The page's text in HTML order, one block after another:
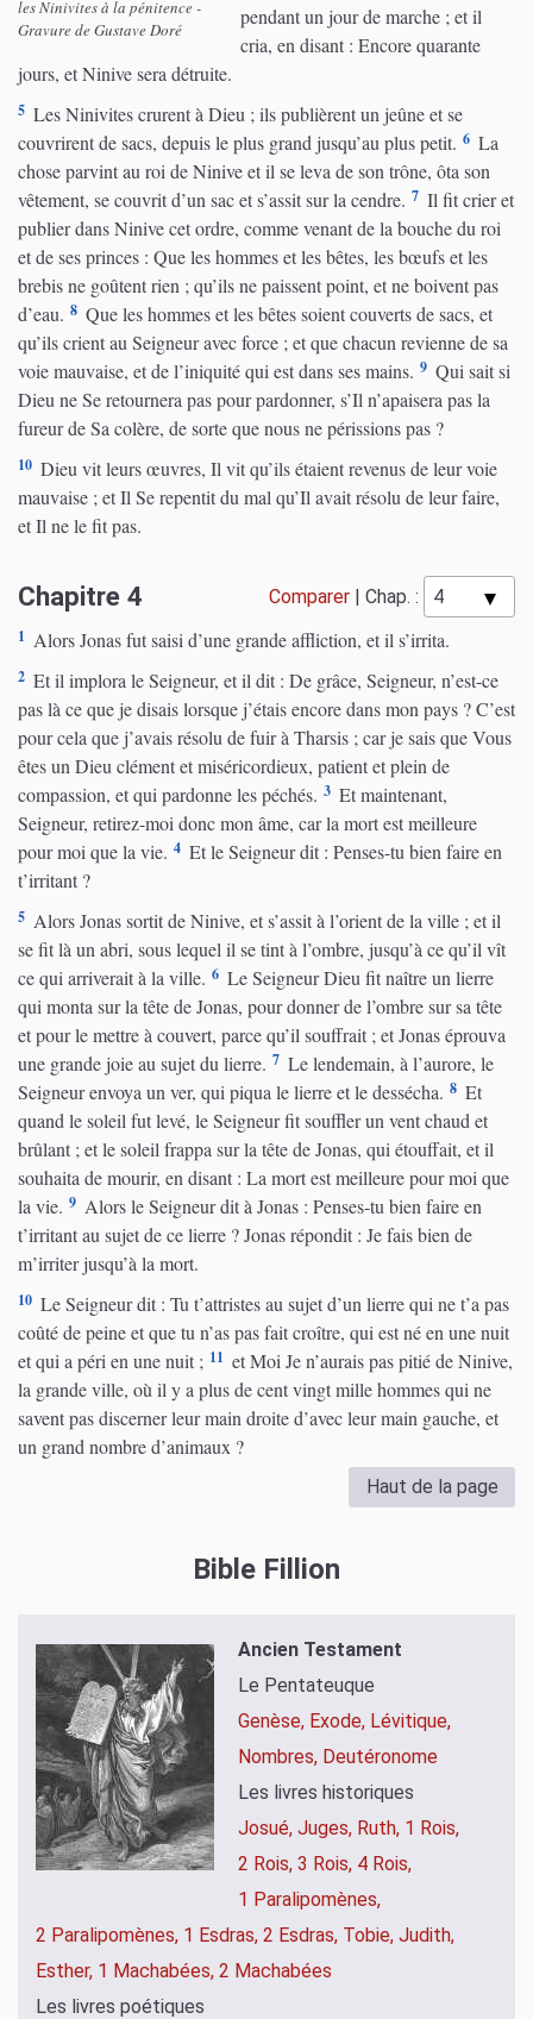
les Ninivites à la pénitence -
Gravure de Gustave Doré
pendant un jour de marche ; et il
cria, en disant : Encore quarante
jours, et Ninive sera détruite.
5 Les Ninivites crurent à Dieu ; ils publièrent un jeûne et se
couvrirent de sacs, depuis le plus grand jusqu’au plus petit. 6 La
chose parvint au roi de Ninive et il se leva de son trône, ôta son
vêtement, se couvrit d’un sac et s’assit sur la cendre. 7 Il fit crier et
publier dans Ninive cet ordre, comme venant de la bouche du roi
et de ses princes : Que les hommes et les bêtes, les bœufs et les
brebis ne goûtent rien ; qu’ils ne paissent point, et ne boivent pas
d’eau. 8 Que les hommes et les bêtes soient couverts de sacs, et
qu’ils crient au Seigneur avec force ; et que chacun revienne de sa
voie mauvaise, et de l’iniquité qui est dans ses mains. 9 Qui sait si
Dieu ne Se retournera pas pour pardonner, s’Il n’apaisera pas la
fureur de Sa colère, de sorte que nous ne périssions pas ?
10 Dieu vit leurs œuvres, Il vit qu’ils étaient revenus de leur voie
mauvaise ; et Il Se repentit du mal qu’Il avait résolu de leur faire,
et Il ne le fit pas.
Chapitre 4 Comparer | Chap. :
1 Alors Jonas fut saisi d’une grande affliction, et il s’irrita.
2 Et il implora le Seigneur, et il dit : De grâce, Seigneur, n’est-ce
pas là ce que je disais lorsque j’étais encore dans mon pays ? C’est
pour cela que j’avais résolu de fuir à Tharsis ; car je sais que Vous
êtes un Dieu clément et miséricordieux, patient et plein de
compassion, et qui pardonne les péchés. 3 Et maintenant,
Seigneur, retirez-moi donc mon âme, car la mort est meilleure
pour moi que la vie. 4 Et le Seigneur dit : Penses-tu bien faire en
t’irritant ?
5 Alors Jonas sortit de Ninive, et s’assit à l’orient de la ville ; et il
se fit là un abri, sous lequel il se tint à l’ombre, jusqu’à ce qu’il vît
ce qui arriverait à la ville. 6 Le Seigneur Dieu fit naître un lierre
qui monta sur la tête de Jonas, pour donner de l’ombre sur sa tête
et pour le mettre à couvert, parce qu’il souffrait ; et Jonas éprouva
une grande joie au sujet du lierre. 7 Le lendemain, à l’aurore, le
Seigneur envoya un ver, qui piqua le lierre et le dessécha. 8 Et
quand le soleil fut levé, le Seigneur fit souffler un vent chaud et
brûlant ; et le soleil frappa sur la tête de Jonas, qui étouffait, et il
souhaita de mourir, en disant : La mort est meilleure pour moi que
la vie. 9 Alors le Seigneur dit à Jonas : Penses-tu bien faire en
t’irritant au sujet de ce lierre ? Jonas répondit : Je fais bien de
m’irriter jusqu’à la mort.
10 Le Seigneur dit : Tu t’attristes au sujet d’un lierre qui ne t’a pas
coûté de peine et que tu n’as pas fait croître, qui est né en une nuit
et qui a péri en une nuit ; 11 et Moi Je n’aurais pas pitié de Ninive,
la grande ville, où il y a plus de cent vingt mille hommes qui ne
savent pas discerner leur main droite d’avec leur main gauche, et
un grand nombre d’animaux ?
Haut de la page
Bible Fillion
Ancien Testament
Le Pentateuque
Genèse, Exode, Lévitique,
Nombres, Deutéronome
Les livres historiques
Josué, Juges, Ruth, 1 Rois,
2 Rois, 3 Rois, 4 Rois,
1 Paralipomènes,
2 Paralipomènes, 1 Esdras, 2 Esdras, Tobie, Judith,
Esther, 1 Machabées, 2 Machabées
Les livres poétiques